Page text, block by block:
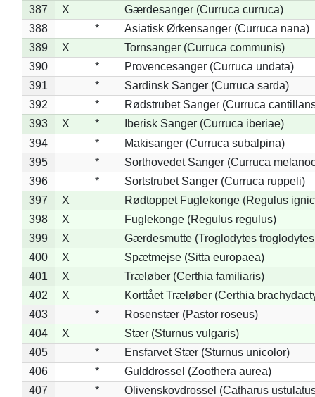
387
X
Gærdesanger (Curruca curruca)
388
*
Asiatisk Ørkensanger (Curruca nana)
389
X
Tornsanger (Curruca communis)
390
*
Provencesanger (Curruca undata)
391
*
Sardinsk Sanger (Curruca sarda)
392
*
Rødstrubet Sanger (Curruca
393
X *
Iberisk Sanger (Curruca iberiae)
394
*
Makisanger (Curruca subalpina)
395
*
Sorthovedet Sanger (Curruca
396
*
Sortstrubet Sanger (Curruca ruppeli)
397
X
Rødtoppet Fuglekonge (Regulus
398
X
Fuglekonge (Regulus regulus)
399
X
Gærdesmutte (Troglodytes
400
X
Spætmejse (Sitta europaea)
401
X
Træløber (Certhia familiaris)
402
X
Korttået Træløber (Certhia
403
*
Rosenstær (Pastor roseus)
404
X
Stær (Sturnus vulgaris)
405
*
Ensfarvet Stær (Sturnus unicolor)
406
*
Gulddrossel (Zoothera aurea)
407
*
Olivenskovdrossel (Catharus